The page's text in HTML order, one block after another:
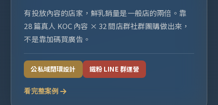
有投放內容的店家，鮮乳銷量是一般店的兩倍。靠
28 篇真人 KOC 內容 × 32 間店群社群團購做出來，
不是靠加碼買廣告。
公私域閉環設計 鐵粉 LINE 群運營
看完整案例